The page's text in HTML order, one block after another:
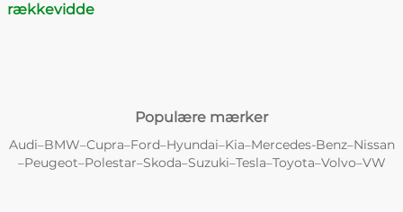
rækkevidde
Populære mærker
Audi–BMW–Cupra–Ford–Hyundai–Kia–Mercedes-Benz–Nissan
–Peugeot–Polestar–Skoda–Suzuki–Tesla–Toyota–Volvo–VW